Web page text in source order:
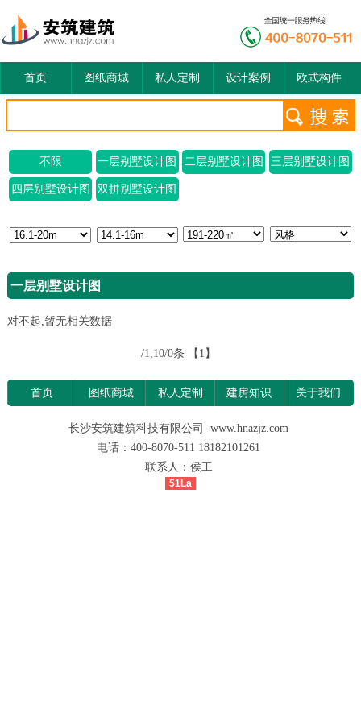
首页 图纸商城 私人定制 设计案例 欧式构件
不限 一层别墅设计图 二层别墅设计图 三层别墅设计图
四层别墅设计图 双拼别墅设计图
一层别墅设计图
对不起,暂无相关数据
/1,10/0条 【1】
首页 图纸商城 私人定制 建房知识 关于我们
长沙安筑建筑科技有限公司 www.hnazjz.com
电话：400-8070-511 18182101261
联系人：侯工
51La